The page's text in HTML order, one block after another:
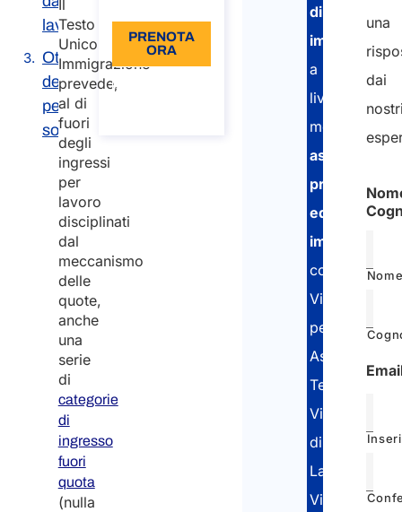
lavoro
Ottenimento
del
permesso di
soggiorno
Il
Testo
Unico
Immigrazione
prevede,
al di
fuori
degli
ingressi
per
lavoro
disciplinati
dal
meccanismo
delle
quote,
anche
una
serie
di
categorie
di
ingresso
fuori
quota
(nulla
PRENOTA
ORA
di
a
livello
mondiale,
assistendo
privati
ed
imprese
con:
Visti
per
Assistenza
Tecnica,
Visti
di
Lavoro,
Visti
una
dai